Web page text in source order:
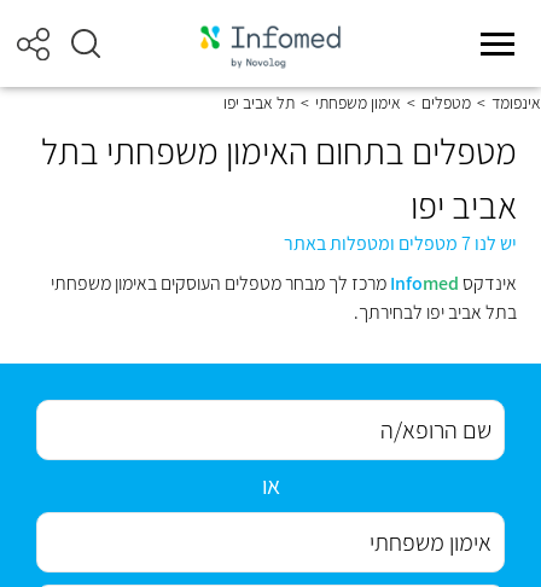
אינפומד > מטפלים > אימון משפחתי > תל אביב יפו
מטפלים בתחום האימון משפחתי בתל
אביב יפו
יש לנו 7 מטפלים ומטפלות באתר
אינדקס
Infomed
מרכז לך מבחר מטפלים העוסקים באימון משפחתי
בתל אביב יפו לבחירתך.
או